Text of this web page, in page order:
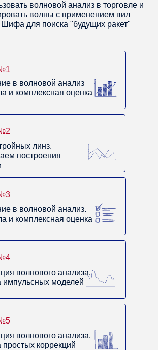
волновой анализ в торговле и
волны с применением вил
для поиска "будущих ракет"
в волновой анализ
и комплексная оценка
линз.
построения
в волновой анализ.
и комплексная оценка
волнового анализа.
импульсных моделей
волнового анализа.
коррекций